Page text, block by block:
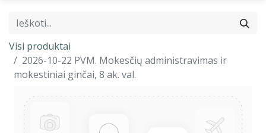
Visi produktai
2026-10-22 PVM. Mokesčių administravimas ir
mokestiniai ginčai, 8 ak. val.